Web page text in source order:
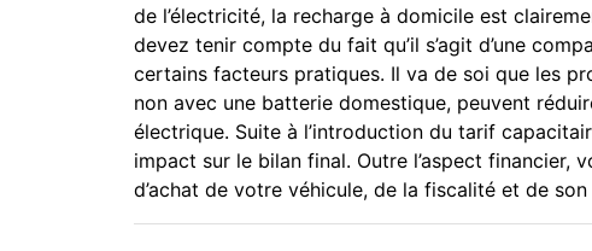
de l’électricité, la recharge à domicile est
devez tenir compte du fait qu’il s’agit d’une
certains facteurs pratiques. Il va de soi que les
non avec une batterie domestique, peuvent
électrique. Suite à l’introduction du tarif
impact sur le bilan final. Outre l’aspect financier,
d’achat de votre véhicule, de la fiscalité et de